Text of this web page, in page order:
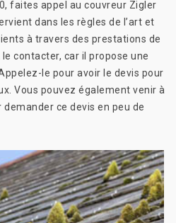
faites appel au couvreur Zigler
dans les règles de l’art et
à travers des prestations de
contacter, car il propose une
le pour avoir le devis pour
Vous pouvez également venir à
ce devis en peu de